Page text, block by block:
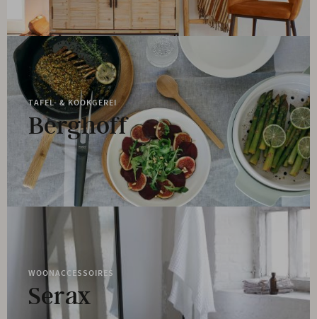
TAFEL- & KOOKGEREI
Berghoff
WOONACCESSOIRES
Serax